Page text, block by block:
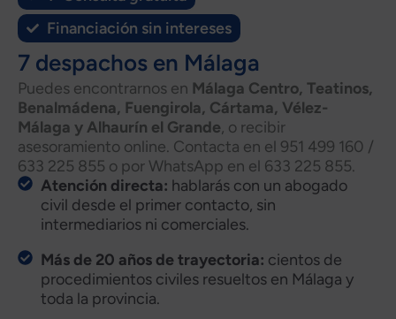
Financiación sin intereses
7 despachos en Málaga
Puedes encontrarnos en Málaga Centro, Teatinos,
Benalmádena, Fuengirola, Cártama, Vélez-
Málaga y Alhaurín el Grande, o recibir
asesoramiento online. Contacta en el 951 499 160 /
633 225 855 o por WhatsApp en el 633 225 855.
Atención directa: hablarás con un abogado
civil desde el primer contacto, sin
intermediarios ni comerciales.
Más de 20 años de trayectoria: cientos de
procedimientos civiles resueltos en Málaga y
toda la provincia.